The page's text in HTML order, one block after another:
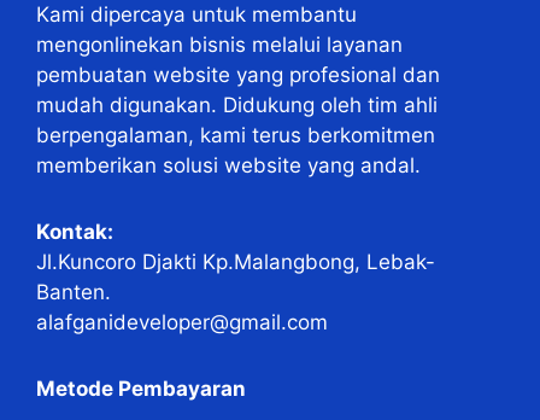
Kami dipercaya untuk membantu
mengonlinekan bisnis melalui layanan
pembuatan website yang profesional dan
mudah digunakan. Didukung oleh tim ahli
berpengalaman, kami terus berkomitmen
memberikan solusi website yang andal.
Kontak:
Jl.Kuncoro Djakti Kp.Malangbong, Lebak-
Banten.
alafganideveloper@gmail.com
Metode Pembayaran